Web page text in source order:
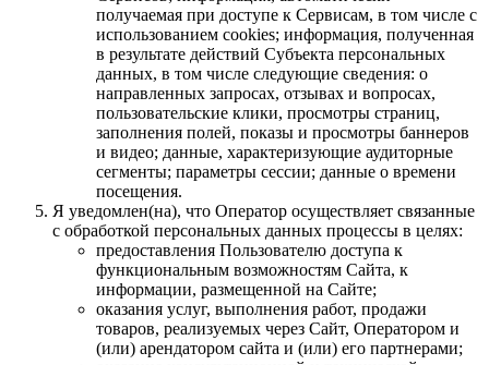
получаемая при доступе к Сервисам, в том числе с
использованием cookies; информация, полученная
в результате действий Субъекта персональных
данных, в том числе следующие сведения: о
направленных запросах, отзывах и вопросах,
пользовательские клики, просмотры страниц,
заполнения полей, показы и просмотры баннеров
и видео; данные, характеризующие аудиторные
сегменты; параметры сессии; данные о времени
посещения.
Я уведомлен(на), что Оператор осуществляет связанные
с обработкой персональных данных процессы в целях:
предоставления Пользователю доступа к
функциональным возможностям Сайта, к
информации, размещенной на Сайте;
оказания услуг, выполнения работ, продажи
товаров, реализуемых через Сайт, Оператором и
(или) арендатором сайта и (или) его партнерами;